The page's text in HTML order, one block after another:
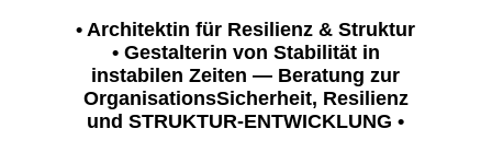
• Architektin für Resilienz & Struktur
• Gestalterin von Stabilität in
instabilen Zeiten — Beratung zur
OrganisationsSicherheit, Resilienz
und STRUKTUR-ENTWICKLUNG •